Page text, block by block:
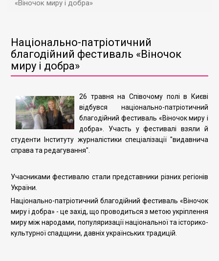
«Віночок миру і добра»
Національно-патріотичний
благодійний фестиваль «Віночок
миру і добра»
26 травня на Співочому полі в Києві
відбувся національно-патріотичний
благодійний фестиваль «Віночок миру і
добра». Участь у фестивалі взяли й
студенти Інституту журналістики спеціалізації "видавнича
справа та редагування".
Учасниками фестивалю стали представники різних регіонів
України.
Національно-патріотичний благодійний фестиваль «Віночок
миру і добра» - це захід, що проводиться з метою укріплення
миру між народами, популяризації національної та історико-
культурної спадщини, давніх українських традицій.